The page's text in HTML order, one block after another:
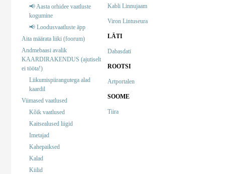
📢 Aasta orhidee vaatluste
kogumine
📢 Loodusvaatluste äpp
Aita määrata liiki (foorum)
Andmebaasi avalik
KAARDIRAKENDUS (ajutiselt
ei tööta!)
Liikumispiirangutega alad
kaardil
Viimased vaatlused
Kõik vaatlused
Kaitsealused liigid
Imetajad
Kahepaiksed
Kalad
Kiilid
Kabli Linnujaam
Viron Lintuseura
LÄTI
Dabasdati
ROOTSI
Artportalen
SOOME
Tiira